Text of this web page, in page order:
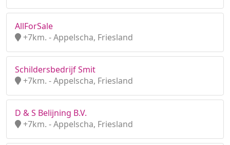
AllForSale
+7km. - Appelscha, Friesland
Schildersbedrijf Smit
+7km. - Appelscha, Friesland
D & S Belijning B.V.
+7km. - Appelscha, Friesland